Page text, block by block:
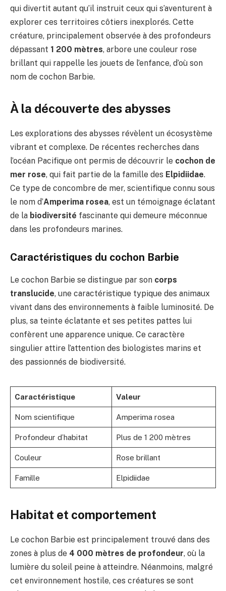
qui divertit autant qu’il instruit ceux qui s’aventurent à
explorer ces territoires côtiers inexplorés. Cette
créature, principalement observée à des profondeurs
dépassant 1 200 mètres, arbore une couleur rose
brillant qui rappelle les jouets de l’enfance, d’où son
nom de cochon Barbie.
À la découverte des abysses
Les explorations des abysses révèlent un écosystème
vibrant et complexe. De récentes recherches dans
l’océan Pacifique ont permis de découvrir le cochon de
mer rose, qui fait partie de la famille des Elpidiidae.
Ce type de concombre de mer, scientifique connu sous
le nom d’Amperima rosea, est un témoignage éclatant
de la biodiversité fascinante qui demeure méconnue
dans les profondeurs marines.
Caractéristiques du cochon Barbie
Le cochon Barbie se distingue par son corps
translucide, une caractéristique typique des animaux
vivant dans des environnements à faible luminosité. De
plus, sa teinte éclatante et ses petites pattes lui
confèrent une apparence unique. Ce caractère
singulier attire l’attention des biologistes marins et
des passionnés de biodiversité.
Caractéristique Valeur
Nom scientifique Amperima rosea
Profondeur d’habitat Plus de 1 200 mètres
Couleur Rose brillant
Famille Elpidiidae
Habitat et comportement
Le cochon Barbie est principalement trouvé dans des
zones à plus de 4 000 mètres de profondeur, où la
lumière du soleil peine à atteindre. Néanmoins, malgré
cet environnement hostile, ces créatures se sont